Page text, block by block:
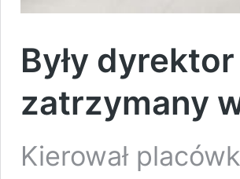
Były
zatrzymany
Kierował